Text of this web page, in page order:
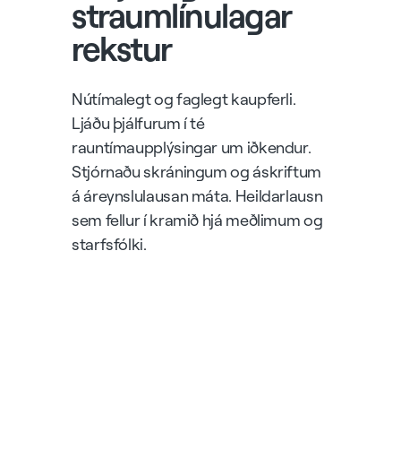
straumlínulagar
rekstur
Nútímalegt og faglegt kaupferli.
Ljáðu þjálfurum í té
rauntímaupplýsingar um iðkendur.
Stjórnaðu skráningum og áskriftum
á áreynslulausan máta. Heildarlausn
sem fellur í kramið hjá meðlimum og
starfsfólki.